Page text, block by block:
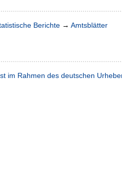
Berichte → Amtsblätter
im Rahmen des deutschen